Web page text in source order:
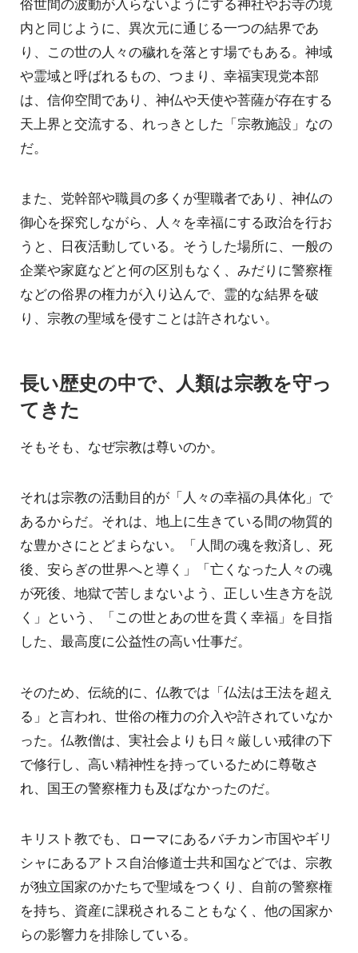
内と同じように、異次元に通じる一つの結界であ
り、この世の人々の穢れを落とす場でもある。神域
や霊域と呼ばれるもの、つまり、幸福実現党本部
は、信仰空間であり、神仏や天使や菩薩が存在する
天上界と交流する、れっきとした「宗教施設」なの
だ。
また、党幹部や職員の多くが聖職者であり、神仏の
御心を探究しながら、人々を幸福にする政治を行お
うと、日夜活動している。そうした場所に、一般の
企業や家庭などと何の区別もなく、みだりに警察権
などの俗界の権力が入り込んで、霊的な結界を破
り、宗教の聖域を侵すことは許されない。
長い歴史の中で、人類は宗教を守っ
てきた
そもそも、なぜ宗教は尊いのか。
それは宗教の活動目的が「人々の幸福の具体化」で
あるからだ。それは、地上に生きている間の物質的
な豊かさにとどまらない。「人間の魂を救済し、死
後、安らぎの世界へと導く」「亡くなった人々の魂
が死後、地獄で苦しまないよう、正しい生き方を説
く」という、「この世とあの世を貫く幸福」を目指
した、最高度に公益性の高い仕事だ。
そのため、伝統的に、仏教では「仏法は王法を超え
る」と言われ、世俗の権力の介入や許されていなか
った。仏教僧は、実社会よりも日々厳しい戒律の下
で修行し、高い精神性を持っているために尊敬さ
れ、国王の警察権力も及ばなかったのだ。
キリスト教でも、ローマにあるバチカン市国やギリ
シャにあるアトス自治修道士共和国などでは、宗教
が独立国家のかたちで聖域をつくり、自前の警察権
を持ち、資産に課税されることもなく、他の国家か
らの影響力を排除している。